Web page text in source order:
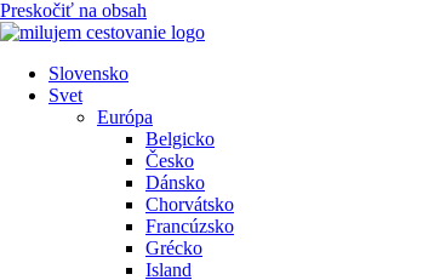
Preskočiť na obsah
Slovensko
Svet
Európa
Belgicko
Česko
Dánsko
Chorvátsko
Francúzsko
Grécko
Island